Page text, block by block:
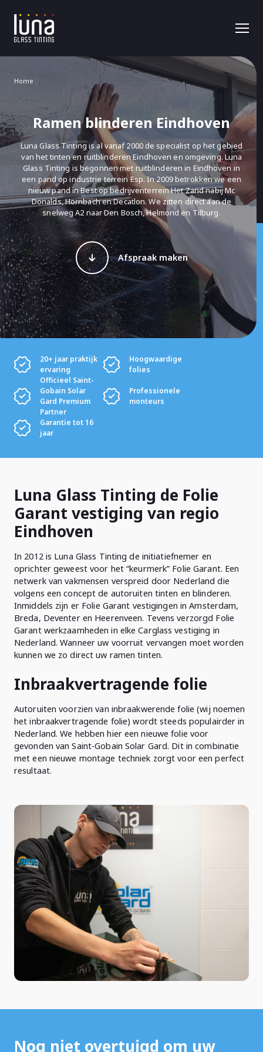
Home
Ramen blinderen Eindhoven
Luna Glass Tinting is al vanaf 2000 de specialist op het gebied
van het tinten en ruitblinderen Eindhoven en omgeving. Luna
Glass Tinting is begonnen met ruitblinderen in Eindhoven in
een pand op industrie terrein Esp. In 2009 betrokken we een
nieuw pand in Best op bedrijventerrein Het Zand nabij Mc
Donalds, Hornbach en Decatlon. We zitten direct aan de
snelweg A2 naar Den Bosch, Helmond en Tilburg.
Afspraak maken
20+ jaar praktijk
ervaring
Hoogwaardige
folies
Officieel Saint-
Gobain Solar
Gard Premium
Partner
Professionele
monteurs
Garantie tot 16
jaar
Luna Glass Tinting de Folie
Garant vestiging van regio
Eindhoven
In 2012 is Luna Glass Tinting de initiatiefnemer en
oprichter geweest voor het “keurmerk” Folie Garant. Een
netwerk van vakmensen verspreid door Nederland die
volgens een concept de autoruiten tinten en blinderen.
Inmiddels zijn er Folie Garant vestigingen in Amsterdam,
Breda, Deventer en Heerenveen. Tevens verzorgd Folie
Garant werkzaamheden in elke Carglass vestiging in
Nederland. Wanneer uw voorruit vervangen moet worden
kunnen we zo direct uw ramen tinten.
Inbraakvertragende folie
Autoruiten voorzien van inbraakwerende folie (wij noemen
het inbraakvertragende folie) wordt steeds populairder in
Nederland. We hebben hier een nieuwe folie voor
gevonden van Saint-Gobain Solar Gard. Dit in combinatie
met een nieuwe montage techniek zorgt voor een perfect
resultaat.
Nog niet overtuigd om uw